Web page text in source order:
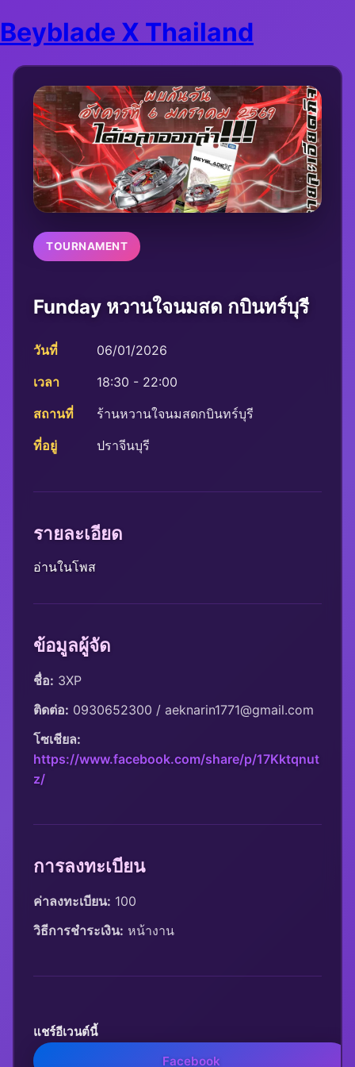
Beyblade X Thailand
TOURNAMENT
Funday หวานใจนมสด กบินทร์บุรี
วันที่
06/01/2026
เวลา
18:30 - 22:00
สถานที่
ร้านหวานใจนมสดกบินทร์บุรี
ที่อยู่
ปราจีนบุรี
รายละเอียด
อ่านในโพส
ข้อมูลผู้จัด
ชื่อ: 3XP
ติดต่อ: 0930652300 / aeknarin1771@gmail.com
โซเชียล:
https://www.facebook.com/share/p/17Kktqnut
z/
การลงทะเบียน
ค่าลงทะเบียน: 100
วิธีการชำระเงิน: หน้างาน
แชร์อีเวนต์นี้
Facebook